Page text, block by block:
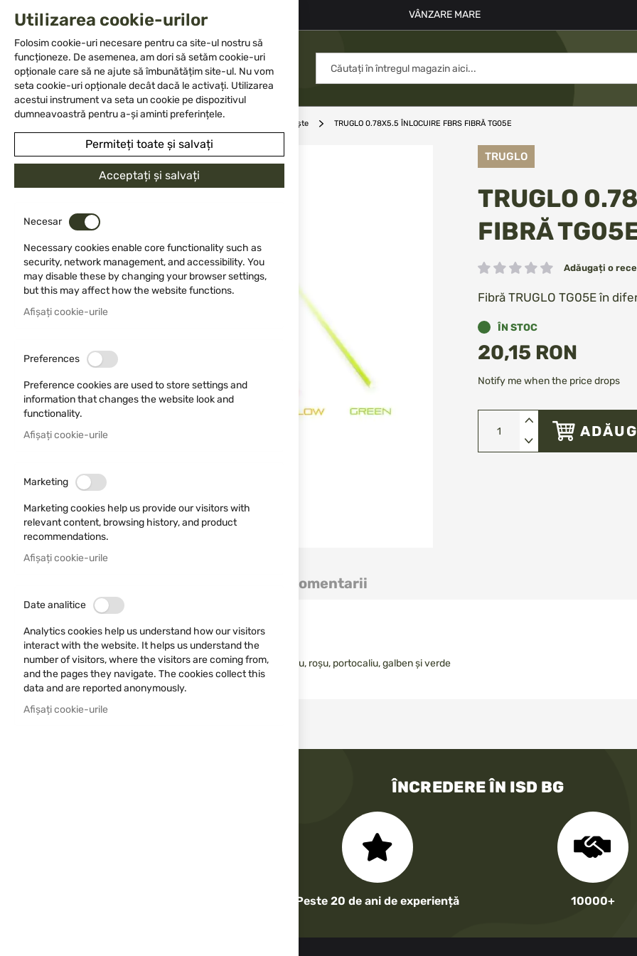
+359 2 983 5014 office@isd-bg.com
Skip
Content
VÂNZARE MARE
MENIU
Muște TRUGLO 0.78X5.5 ÎNLOCUIRE FBRS FIBRĂ TG05E
TRUGLO
TRUGLO
FIBRĂ
Rating: Adăugați o
Fibră TRUGLO TG05E în
ÎN STOC
20,15 RON
Notify me when the price drops
la
imagini
Sari
galeriei
imagini
Diametrul fibrei: 0.78"
Lungime: 5.5"*Disponibil în următoarele culori: roșu rubiniu, roșu, portocaliu, galben și verde
Prețul este pentru 1 buc.
Comentarii
ÎNCREDERE ÎN ISD BG
Peste 20 de ani de experiență 10000+
Utilizarea cookie-urilor
Folosim cookie-uri necesare pentru ca site-ul nostru să
funcționeze. De asemenea, am dori să setăm cookie-uri
opționale care să ne ajute să îmbunătățim site-ul. Nu vom
seta cookie-uri opționale decât dacă le activați. Utilizarea
acestui instrument va seta un cookie pe dispozitivul
dumneavoastră pentru a-și aminti preferințele.
Permiteți toate și salvați
Acceptați și salvați
Necesar
Necessary cookies enable core functionality such as
security, network management, and accessibility. You
may disable these by changing your browser settings,
but this may affect how the website functions.
Afișați cookie-urile
Preferences
Preference cookies are used to store settings and
information that changes the website look and
functionality.
Afișați cookie-urile
Marketing
Marketing cookies help us provide our visitors with
relevant content, browsing history, and product
recommendations.
Afișați cookie-urile
Date analitice
Analytics cookies help us understand how our visitors
interact with the website. It helps us understand the
number of visitors, where the visitors are coming from,
and the pages they navigate. The cookies collect this
data and are reported anonymously.
Afișați cookie-urile